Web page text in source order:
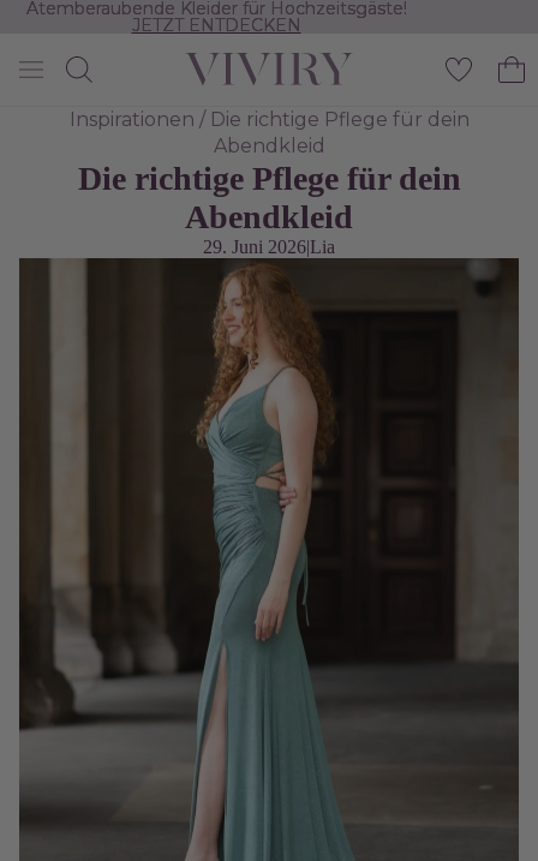
Atemberaubende Kleider für Hochzeitsgäste!
JETZT ENTDECKEN
Atemberaubende Kleider für Hochzeitsgäste!
JETZT ENTDECKEN
Inspirationen / Die richtige Pflege für dein
Abendkleid
Die richtige Pflege für dein
Abendkleid
29. Juni 2026|Lia